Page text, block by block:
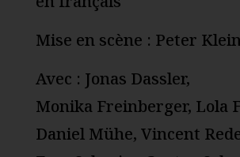
Mise en scène : Peter
Avec : Jonas Dassler,
Monika Freinberger, Lola
Daniel Mühe, Vincent